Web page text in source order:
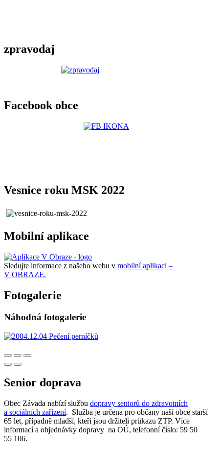
zpravodaj
Facebook obce
Vesnice roku MSK 2022
Mobilní aplikace
Sledujte informace z našeho webu v mobilní aplikaci –
V OBRAZE.
Fotogalerie
Náhodná fotogalerie
Senior doprava
Obec Závada nabízí službu dopravy seniorů do zdravotních
a sociálních zařízení. Služba je určena pro občany naší obce starší
65 let, případně mladší, kteří jsou držiteli průkazu ZTP. Více
informací a objednávky dopravy na OÚ, telefonní číslo: 59 50
55 106.